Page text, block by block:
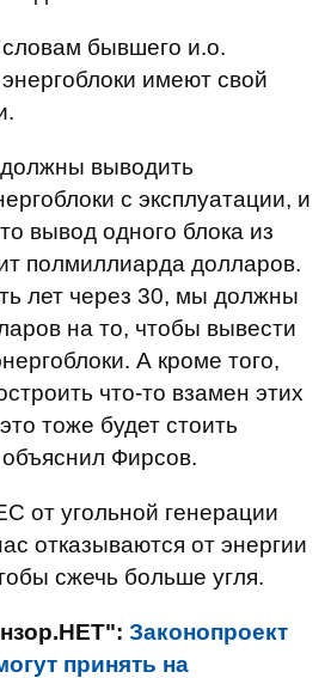
бывшего и.о.
имеют свой
выводить
с эксплуатации, и
вывод одного блока из
полмиллиарда долларов.
лет через 30, мы должны
на то, чтобы вывести
А кроме того,
что-то взамен этих
тоже будет стоить
Фирсов.
от угольной генерации
отказываются от энергии
сжечь больше угля.
Законопроект
принять на